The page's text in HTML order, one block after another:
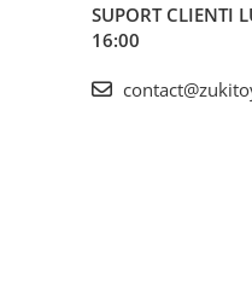
SUPORT CLIENTI
16:00